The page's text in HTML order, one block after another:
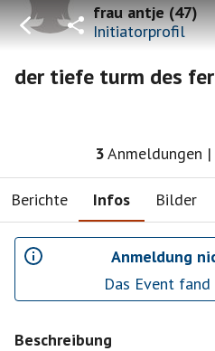
frau antje(47)
Initiatorprofil
der tiefe turm des
3Anmeldungen |
Berichte Infos Bilder
Anmeldung
Das Event
Beschreibung